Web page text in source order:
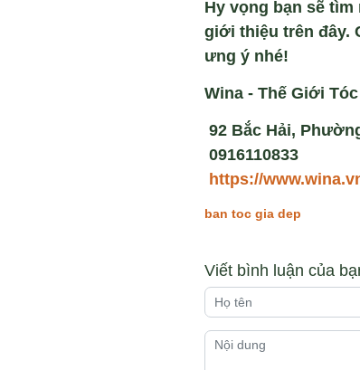
Hy vọng bạn sẽ
giới thiệu trên đây.
ưng ý nhé!
Wina - Thế Giới
92 Bắc Hải,
0916110833
https://
ban toc gia dep
Viết bình luận của